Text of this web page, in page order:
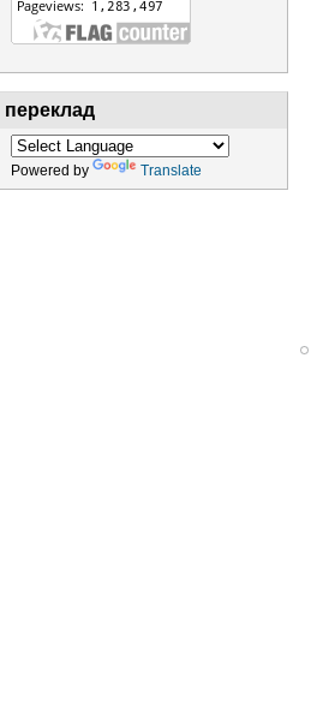
переклад
Powered by Translate